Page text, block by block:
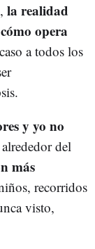
la realidad
opera
a todos los
y yo no
del
más
recorridos
visto,